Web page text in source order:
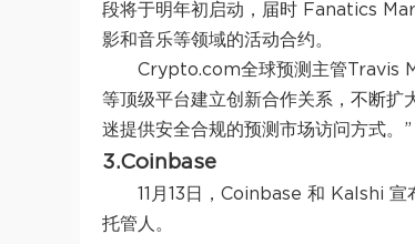
段将于明年初启动，届时 Fanatics
影和音乐等领域的活动合约。
Crypto.com全球预测主管Travis
等顶级平台建立创新合作关系，不断
迷提供安全合规的预测市场访问方式。”
3.Coinbase
11月13日，Coinbase 和 Kalshi
托管人。